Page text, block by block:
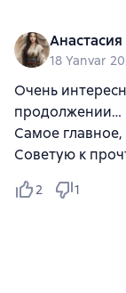
Анастасия
18 Yanvar
Очень
продолжении…
Самое
Советую к
2 1